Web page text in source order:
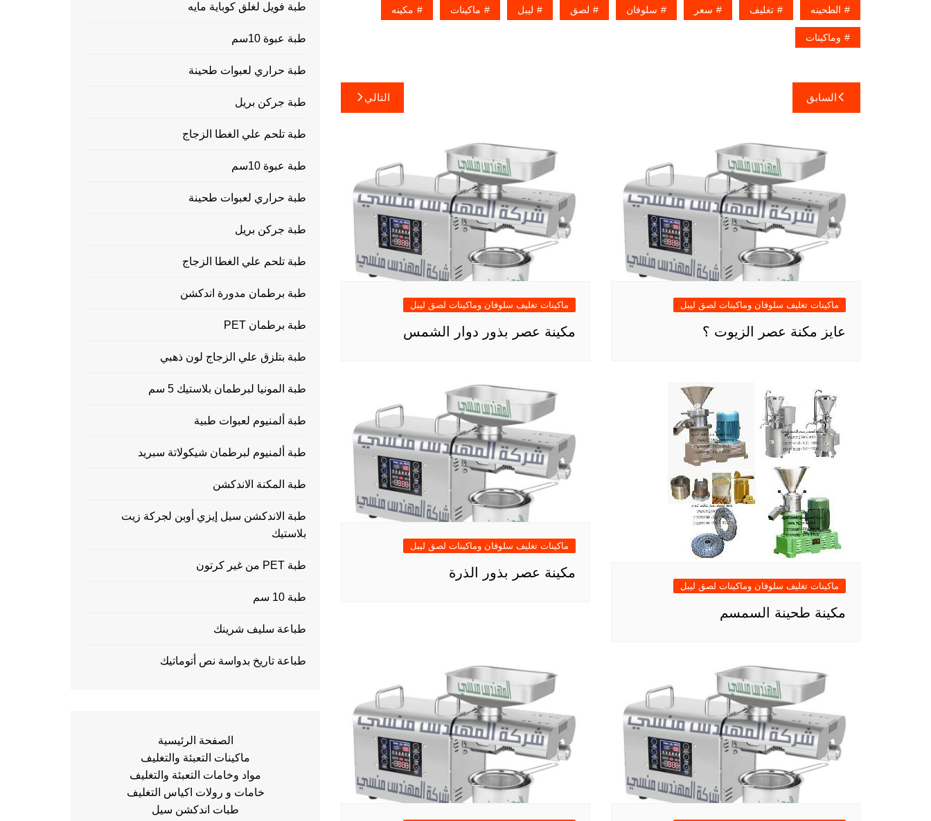
الطحينه تغليف سعر سلوفان لصق ليبل ماكينات مكينه
وماكينات
تصفّح
المقالات
السابق التالي
ماكينات تغليف سلوفان وماكينات لصق ليبل
عايز مكنة عصر الزيوت ؟
ماكينات تغليف سلوفان وماكينات لصق ليبل
مكينة عصر بذور دوار الشمس
ماكينات تغليف سلوفان وماكينات لصق ليبل
مكينة طحينة السمسم
ماكينات تغليف سلوفان وماكينات لصق ليبل
مكينة عصر بذور الذرة
طبة فويل لغلق كوباية مايه
طبة عبوة 10سم
طبة حراري لعبوات طحينة
طبة جركن بريل
طبة تلحم علي الغطا الزجاج
طبة عبوة 10سم
طبة حراري لعبوات طحينة
طبة جركن بريل
طبة تلحم علي الغطا الزجاج
طبة برطمان مدورة اندكشن
طبة برطمان PET
طبة بتلزق علي الزجاج لون ذهبي
طبة المونيا لبرطمان بلاستيك 5 سم
طبة ألمنيوم لعبوات طبية
طبة ألمنيوم لبرطمان شيكولاتة سبريد
طبة المكنة الاندكشن
طبة الاندكشن سيل إيزي أوبن لجركة زيت
بلاستيك
طبة PET من غير كرتون
طبة 10 سم
طباعة سليف شرينك
طباعة تاريخ بدواسة نص أتوماتيك
الصفحة الرئيسية
ماكينات التعبئة والتغليف
مواد وخامات التعبئة والتغليف
خامات و رولات اكياس التغليف
طبات اندكشن سيل